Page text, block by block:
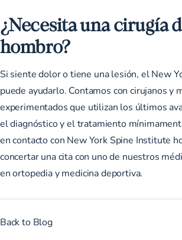
¿Necesita una cirugía
hombro?
Si siente dolor o tiene una lesión, el New
puede ayudarlo. Contamos con cirujanos y
experimentados que utilizan los últimos
el diagnóstico y el tratamiento
en contacto con New York Spine Institute
concertar una cita con uno de nuestros
en ortopedia y medicina deportiva.
Back to Blog